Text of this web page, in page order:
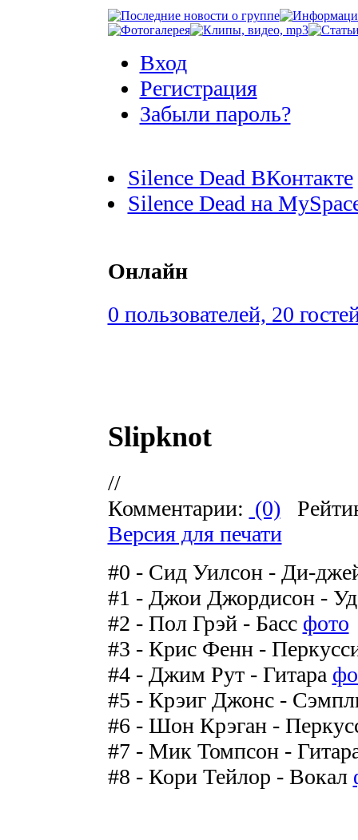
Вход
Регистрация
Забыли пароль?
Silence Dead ВКонтакте
Silence Dead на
Онлайн
0 пользователей, 20
Slipknot
//
Комментарии: (0)
Версия для печати
#0 - Сид Уилсон - Ди-
#1 - Джои Джордисон -
#2 - Пол Грэй - Басс фото
#3 - Крис Фенн -
#4 - Джим Рут - Гитара
#5 - Крэиг Джонс -
#6 - Шон Крэган -
#7 - Мик Томпсон -
#8 - Кори Тейлор - Вокал